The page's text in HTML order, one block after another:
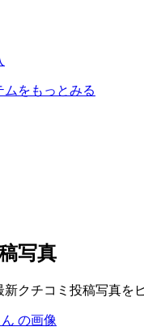
ムをもっとみる
写真
クチコミ投稿写真を